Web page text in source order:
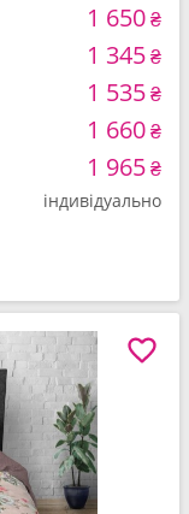
1 650₴
1 345₴
1 535₴
1 660₴
1 965₴
індивідуально